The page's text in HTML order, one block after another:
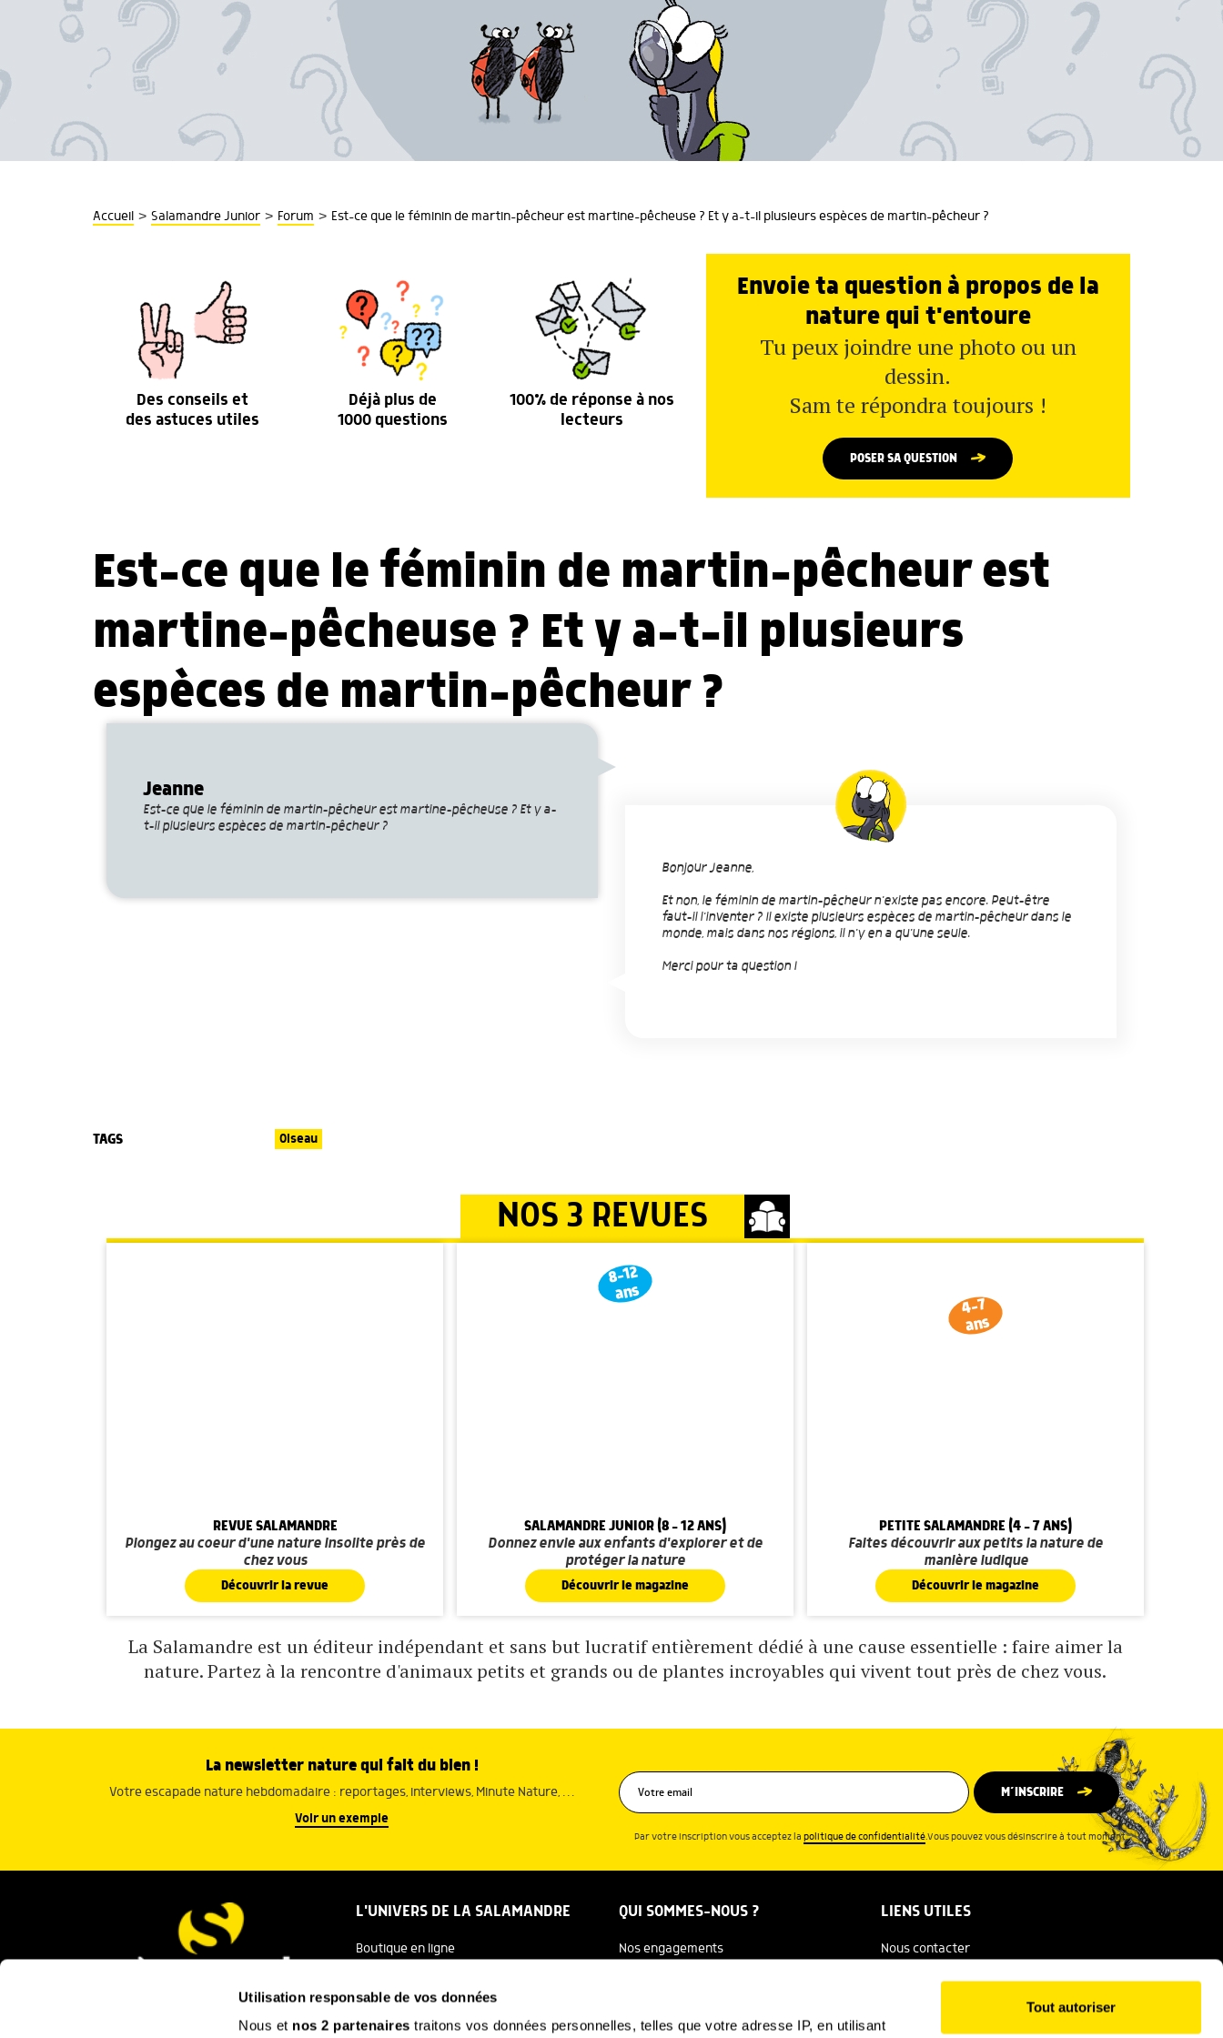
Utilisation responsable de vos données
Nous et nos 2 partenaires traitons vos données personnelles, telles que votre adresse IP, en utilisant
Tout autoriser
Accueil > Salamandre Junior > Forum > Est-ce que le féminin de martin-pêcheur est martine-pêcheuse ? Et y a-t-il plusieurs espèces de martin-pêcheur ?
Des conseils et
des astuces utiles
Déjà plus de
1000 questions
100% de réponse à nos
lecteurs
Envoie ta question à propos de la
nature qui t'entoure
Tu peux joindre une photo ou un
dessin.
Sam te répondra toujours !
POSER SA QUESTION
Est-ce que le féminin de martin-pêcheur est
martine-pêcheuse ? Et y a-t-il plusieurs
espèces de martin-pêcheur ?
Jeanne
Est-ce que le féminin de martin-pêcheur est martine-pêcheuse ? Et y a-
t-il plusieurs espèces de martin-pêcheur ?
Bonjour Jeanne,
Et non, le féminin de martin-pêcheur n'existe pas encore. Peut-être
faut-il l'inventer ? Il existe plusieurs espèces de martin-pêcheur dans le
monde, mais dans nos régions, il n'y en a qu'une seule.
Merci pour ta question !
TAGS Oiseau
NOS 3 REVUES
REVUE SALAMANDRE
Plongez au coeur d'une nature insolite près de
chez vous
Découvrir la revue
8-12
ans
SALAMANDRE JUNIOR (8 - 12 ANS)
Donnez envie aux enfants d'explorer et de
protéger la nature
Découvrir le magazine
4-7
ans
PETITE SALAMANDRE (4 - 7 ANS)
Faites découvrir aux petits la nature de
manière ludique
Découvrir le magazine
La Salamandre est un éditeur indépendant et sans but lucratif entièrement dédié à une cause essentielle : faire aimer la
nature. Partez à la rencontre d'animaux petits et grands ou de plantes incroyables qui vivent tout près de chez vous.
La newsletter nature qui fait du bien !
Votre escapade nature hebdomadaire : reportages, interviews, Minute Nature, …
Voir un exemple
M’INSCRIRE
Par votre inscription vous acceptez lapolitique de confidentialité.Vous pouvez vous désinscrire à tout moment.
L'UNIVERS DE LA SALAMANDRE
Boutique en ligne
QUI SOMMES-NOUS ?
Nos engagements
LIENS UTILES
Nous contacter
Espace presse